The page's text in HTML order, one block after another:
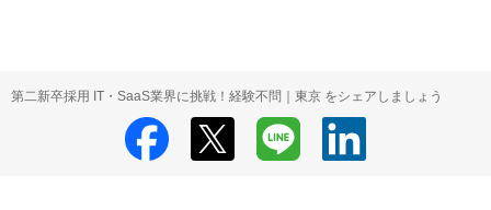
第二新卒採用 IT・SaaS業界に挑戦！経験不問｜東京 をシェアしましょう